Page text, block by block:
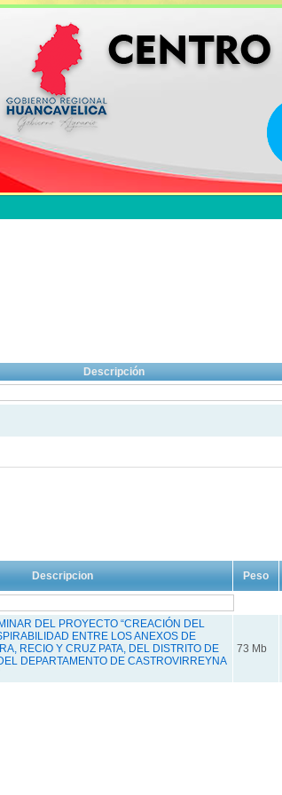
Descripción
Descripcion Peso
DEL PROYECTO “CREACIÓN DEL
ENTRE LOS ANEXOS DE
RECIO Y CRUZ PATA, DEL DISTRITO DE
DEPARTAMENTO DE CASTROVIRREYNA
73 Mb